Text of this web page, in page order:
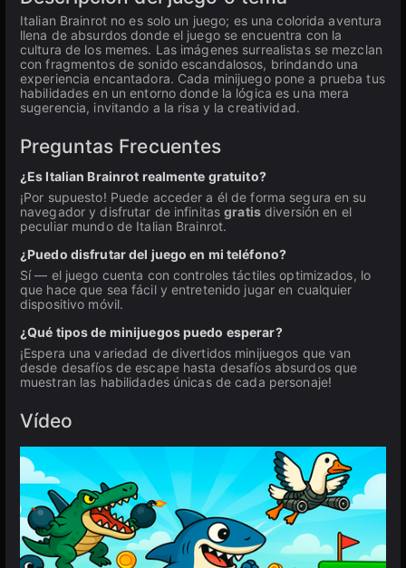
Italian Brainrot no es solo un juego; es una colorida aventura
llena de absurdos donde el juego se encuentra con la
cultura de los memes. Las imágenes surrealistas se mezclan
con fragmentos de sonido escandalosos, brindando una
experiencia encantadora. Cada minijuego pone a prueba tus
habilidades en un entorno donde la lógica es una mera
sugerencia, invitando a la risa y la creatividad.
Preguntas Frecuentes
¿Es Italian Brainrot realmente gratuito?
¡Por supuesto! Puede acceder a él de forma segura en su
navegador y disfrutar de infinitasgratisdiversión en el
peculiar mundo de Italian Brainrot.
¿Puedo disfrutar del juego en mi teléfono?
Sí — el juego cuenta con controles táctiles optimizados, lo
que hace que sea fácil y entretenido jugar en cualquier
dispositivo móvil.
¿Qué tipos de minijuegos puedo esperar?
¡Espera una variedad de divertidos minijuegos que van
desde desafíos de escape hasta desafíos absurdos que
muestran las habilidades únicas de cada personaje!
Vídeo